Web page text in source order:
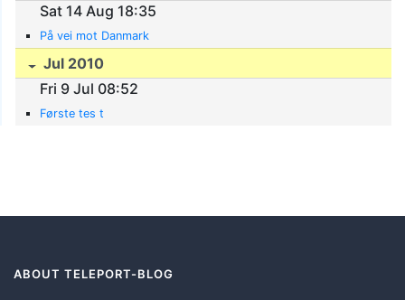
Sat 14 Aug 18:35
På vei mot Danmark
Jul 2010
Fri 9 Jul 08:52
Første tes t
ABOUT TELEPORT-BLOG